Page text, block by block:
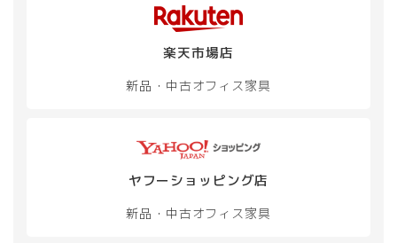
楽天市場店
新品・中古オフィス家具
ヤフーショッピング店
新品・中古オフィス家具